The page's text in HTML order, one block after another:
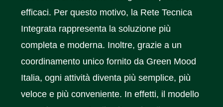
efficaci. Per questo motivo, la Rete Tecnica
Integrata rappresenta la soluzione più
completa e moderna. Inoltre, grazie a un
coordinamento unico fornito da Green Mood
Italia, ogni attività diventa più semplice, più
veloce e più conveniente. In effetti, il modello